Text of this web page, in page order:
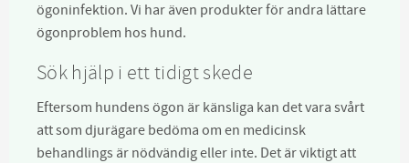
ögoninfektion. Vi har även produkter för andra lättare
ögonproblem hos hund.
Sök hjälp i ett tidigt skede
Eftersom hundens ögon är känsliga kan det vara svårt
att som djurägare bedöma om en medicinsk
behandlings är nödvändig eller inte. Det är viktigt att